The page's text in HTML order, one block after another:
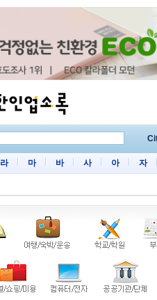
라 마 바 사 아 자